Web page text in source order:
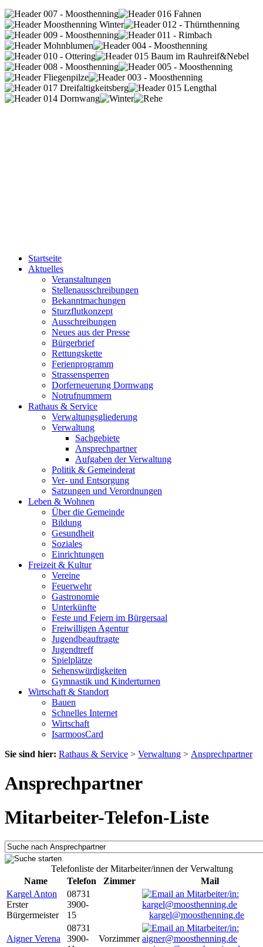
Startseite
Aktuelles
Veranstaltungen
Stellenausschreibungen
Bekanntmachungen
Sturzflutkonzept
Ausschreibungen
Neues aus der Presse
Bürgerbrief
Rettungskette
Ferienprogramm
Strassensperren
Dorferneuerung Dornwang
Notrufnummern
Rathaus & Service
Verwaltungsgliederung
Verwaltung
Sachgebiete
Ansprechpartner
Aufgaben der Verwaltung
Politik & Gemeinderat
Ver- und Entsorgung
Satzungen und Verordnungen
Leben & Wohnen
Über die Gemeinde
Bildung
Gesundheit
Soziales
Einrichtungen
Freizeit & Kultur
Vereine
Feuerwehr
Gastronomie
Unterkünfte
Feste und Feiern im Bürgersaal
Freiwilligen Agentur
Jugendbeauftragte
Jugendtreff
Spielplätze
Sehenswürdigkeiten
Gymnastik und Kinderturnen
Wirtschaft & Standort
Bauen
Schnelles Internet
Wirtschaft
IsarmoosCard
Sie sind hier: Rathaus & Service > Verwaltung > Ansprechpartner
Ansprechpartner
Mitarbeiter-Telefon-Liste
Telefonliste der Mitarbeiter/innen der Verwaltung
Name
Telefon Zimmer
Mail
Kargel Anton
Erster
Bürgermeister
08731
3900-
15
kargel@moosthenning.de
Aigner Verena
08731
3900-
Vorzimmer